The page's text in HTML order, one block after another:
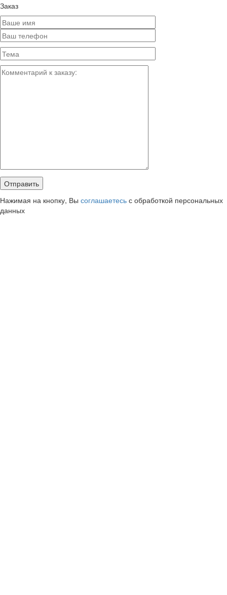
Заказ
Нажимая на кнопку, Вы соглашаетесь с обработкой персональных
данных